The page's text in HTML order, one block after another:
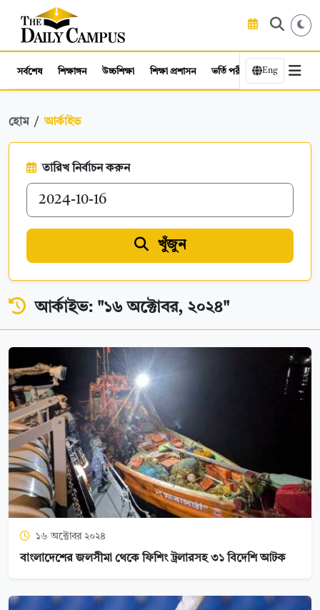
সর্বশেষ শিক্ষাঙ্গন উচ্চশিক্ষা শিক্ষা প্রশাসন ভর্তি পরীক্ষা কর্মসংস্থান
Eng
হোম আর্কাইভ
তারিখ নির্বাচন করুন
খুঁজুন
আর্কাইভ: "১৬ অক্টোবর, ২০২৪"
১৬ অক্টোবর ২০২৪
বাংলাদেশের জলসীমা থেকে ফিশিং ট্রলারসহ ৩১ বিদেশি আটক